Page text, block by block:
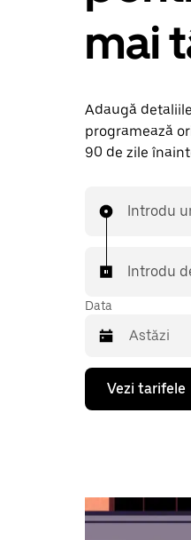
mai
Adaugă
programează
90 de zile
Introdu
Introdu
Data
Pentru
deschide
dată,
apasă
Vezi tarifele